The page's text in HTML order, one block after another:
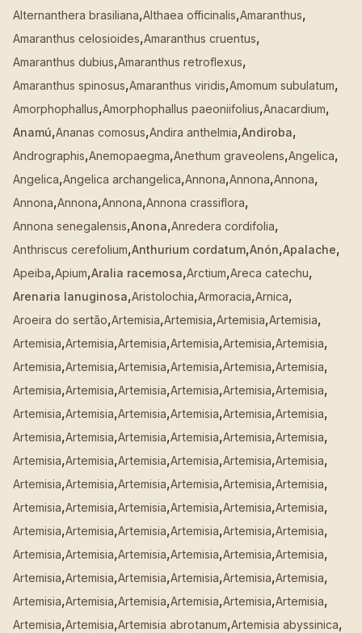
Alternanthera brasiliana,Althaea officinalis,Amaranthus,
Amaranthus celosioides,Amaranthus cruentus,
Amaranthus dubius,Amaranthus retroflexus,
Amaranthus spinosus,Amaranthus viridis,Amomum subulatum,
Amorphophallus,Amorphophallus paeoniifolius,Anacardium,
Anamú,Ananas comosus,Andira anthelmia,Andiroba,
Andrographis,Anemopaegma,Anethum graveolens,Angelica,
Angelica,Angelica archangelica,Annona,Annona,Annona,
Annona,Annona,Annona,Annona crassiflora,
Annona senegalensis,Anona,Anredera cordifolia,
Anthriscus cerefolium,Anthurium cordatum,Anón,Apalache,
Apeiba,Apium,Aralia racemosa,Arctium,Areca catechu,
Arenaria lanuginosa,Aristolochia,Armoracia,Arnica,
Aroeira do sertão,Artemisia,Artemisia,Artemisia,Artemisia,
Artemisia,Artemisia,Artemisia,Artemisia,Artemisia,Artemisia,
Artemisia,Artemisia,Artemisia,Artemisia,Artemisia,Artemisia,
Artemisia,Artemisia,Artemisia,Artemisia,Artemisia,Artemisia,
Artemisia,Artemisia,Artemisia,Artemisia,Artemisia,Artemisia,
Artemisia,Artemisia,Artemisia,Artemisia,Artemisia,Artemisia,
Artemisia,Artemisia,Artemisia,Artemisia,Artemisia,Artemisia,
Artemisia,Artemisia,Artemisia,Artemisia,Artemisia,Artemisia,
Artemisia,Artemisia,Artemisia,Artemisia,Artemisia,Artemisia,
Artemisia,Artemisia,Artemisia,Artemisia,Artemisia,Artemisia,
Artemisia,Artemisia,Artemisia,Artemisia,Artemisia,Artemisia,
Artemisia,Artemisia,Artemisia,Artemisia,Artemisia,Artemisia,
Artemisia,Artemisia,Artemisia,Artemisia,Artemisia,Artemisia,
Artemisia,Artemisia,Artemisia abrotanum,Artemisia abyssinica,